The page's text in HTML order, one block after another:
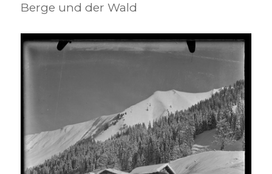
Berge und der Wald